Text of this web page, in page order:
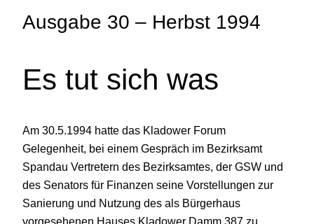
Ausgabe 30 – Herbst 1994
Es tut sich was
Am 30.5.1994 hatte das Kladower Forum
Gelegenheit, bei einem Gespräch im Bezirksamt
Spandau Vertretern des Bezirksamtes, der GSW und
des Senators für Finanzen seine Vorstellungen zur
Sanierung und Nutzung des als Bürgerhaus